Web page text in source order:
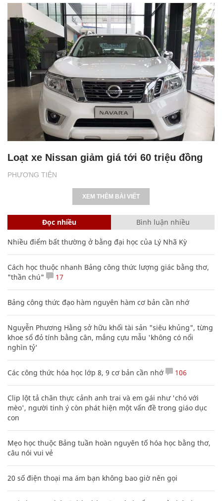
PHƯƠNG TIỆN
Loạt xe Nissan giảm giá tới 60 triệu đồng
XEM THÊM BÀI VIẾT
Đọc nhiều Bình luận nhiều
Nhiều điểm bất thường ở bằng đại học của Lý Nhã Kỳ
Cách học thuộc nhanh Bảng công thức lượng giác bằng thơ,
"thần chú"
17
Bảng công thức đạo hàm nguyên hàm cơ bản cần nhớ
Nguyễn Phương Hằng sở hữu khối tài sản "siêu khủng", từng
khoe sổ đỏ tính bằng cân, mắng cựu mẫu 'không có nổi
nghìn tỷ'
Các công thức hóa học lớp 8, 9 cơ bản cần nhớ 106
Clip lột tả chân thực cảnh anh trai và em gái như 'chó với
mèo', người tinh ý còn phát hiện một vấn đề trong giáo dục
con
Mẹo học thuộc Bảng tuần hoàn nguyên tố hóa học bằng thơ,
câu nói vui vẻ
20 số điện thoại ma ám bạn không bao giờ nên gọi